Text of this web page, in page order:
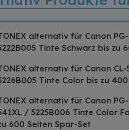
alternativ für Canon
Tinte Schwarz bis zu
alternativ für Canon CL-
Tinte Color bis zu
alternativ für Canon PG-
/ 5225B006 Tinte Color
600 Seiten Spar-Set